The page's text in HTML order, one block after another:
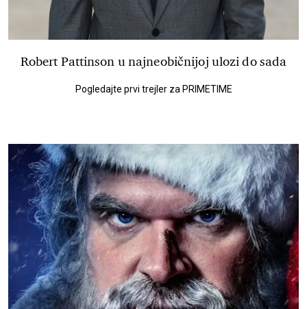
Robert Pattinson u najneobičnijoj ulozi do sada
Pogledajte prvi trejler za PRIMETIME